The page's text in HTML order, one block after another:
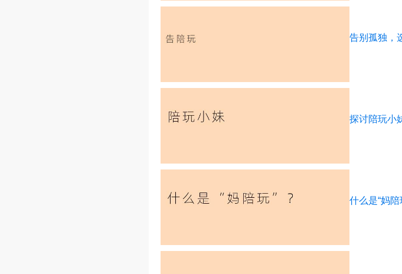
告别孤独，
探讨陪玩小
什么是“妈陪